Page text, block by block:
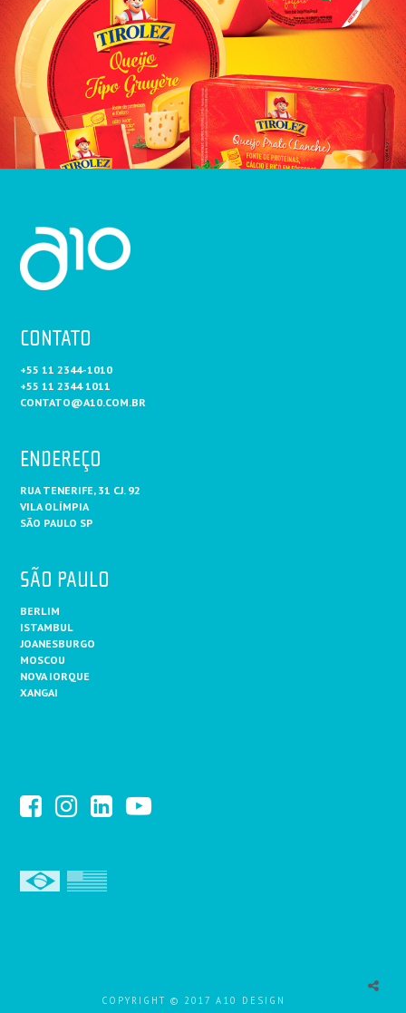
CONTATO
+55 11 2344-1010
+55 11 2344 1011
CONTATO@A10.COM.BR
ENDEREÇO
RUA TENERIFE, 31 CJ. 92
VILA OLÍMPIA
SÃO PAULO SP
SÃO PAULO
BERLIM
ISTAMBUL
JOANESBURGO
MOSCOU
NOVA IORQUE
XANGAI
COPYRIGHT © 2017 A10 DESIGN